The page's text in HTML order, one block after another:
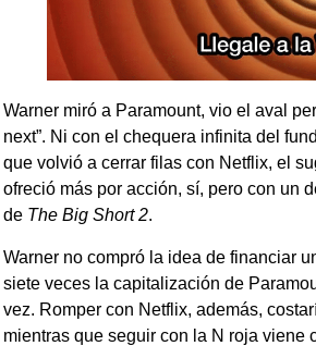
Warner miró a Paramount, vio el aval
next”. Ni con el chequera infinita del
que volvió a cerrar filas con Netflix, el
ofreció más por acción, sí, pero con un
de The Big Short 2.
Warner no compró la idea de financiar
siete veces la capitalización de
vez. Romper con Netflix, además,
mientras que seguir con la N roja viene